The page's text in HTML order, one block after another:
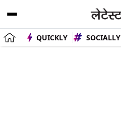
QUICKLY SOCIALLY